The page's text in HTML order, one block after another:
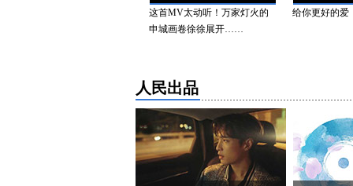
这首MV太动听！万家灯火的
申城画卷徐徐展开……
给你更好的爱
人民出品